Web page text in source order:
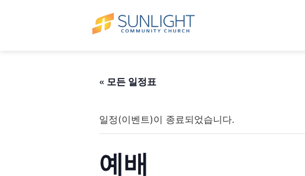
« 모든 일정표
일정(이벤트)이 종료되었습니다.
예배